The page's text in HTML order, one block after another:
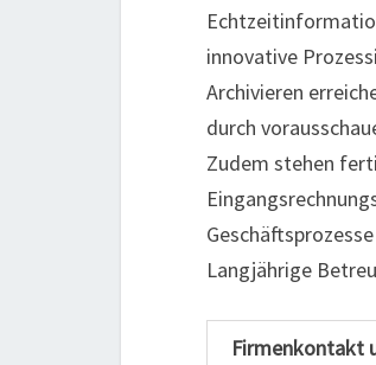
innovative
Archivieren
durch
Zudem stehen
Langjährige
Firmenkontakt